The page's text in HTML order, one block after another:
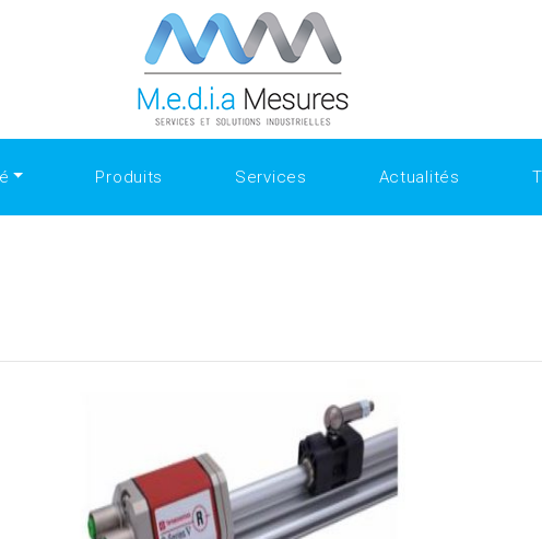
people/SanfordShah Why Collectors Trust the Selection at
Best Replica Watches https://www.openlearning.com/u/
Style Choice Luxury Gifting With replica watches
Produits Services Actualités